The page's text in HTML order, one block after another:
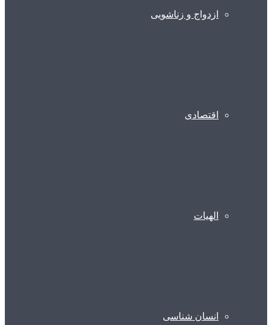
ازدواج و زناشویی
اقتصادی
الهیات
انسان شناسی